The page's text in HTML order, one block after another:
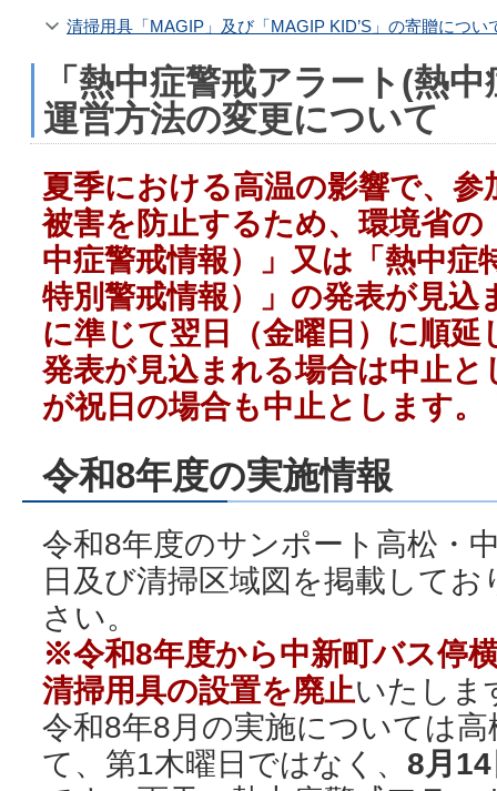
清掃用具「MAGIP」及び「MAGIP KID’S」の寄贈につい
「熱中症警戒アラート(熱
運営方法の変更について
夏季における高温の影響で、
被害を防止するため、環境省
中症警戒情報）」又は「熱中症
特別警戒情報）」の発表が見込
に準じて翌日（金曜日）に順
発表が見込まれる場合は中止
が祝日の場合も中止とします。
令和8年度の実施情報
令和8年度のサンポート高松・
日及び清掃区域図を掲載して
さい。
※令和8年度から中新町バス停
清掃用具の設置を廃止いたしま
令和8年8月の実施については
て、第1木曜日ではなく、 8月